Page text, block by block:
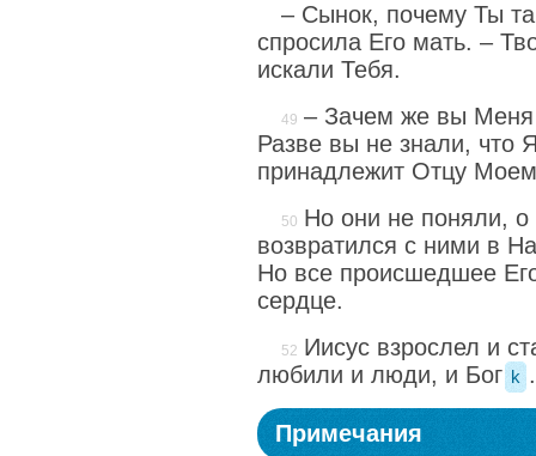
– Сынок, почему Ты
спросила Его мать. –
искали Тебя.
– Зачем же вы Меня
Разве вы не знали, что
принадлежит Отцу
Но они не поняли,
возвратился с ними в
Но все происшедшее
сердце.
Иисус взрослел и
любили и люди, и Бог k .
Примечания